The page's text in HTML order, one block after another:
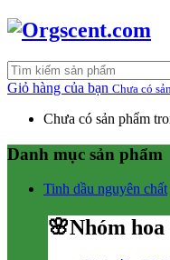
Giỏ hàng của bạn Chưa có
Chưa có sản phẩm
Danh mục sản phẩm
Tinh dầu nguyên chất
🌸Nhóm